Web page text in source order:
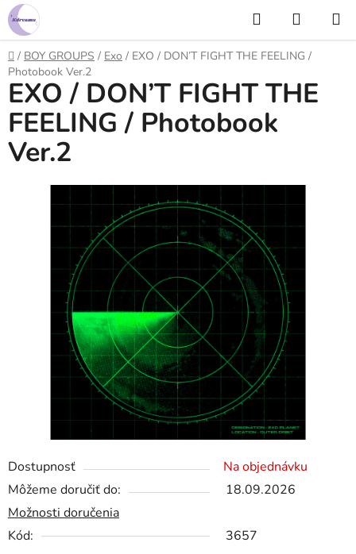
Prejsť
na
obsah
Hľadať
KOŠÍK
Domov
/ BOY GROUPS / Exo / EXO / DON’T FIGHT THE FEELING /
Photobook Ver.2
Dostupnosť
Na objednávku
Môžeme doručiť do:
18.09.2026
Možnosti doručenia
Kód:
3657
EXO / DON’T FIGHT THE
FEELING / Photobook
Ver.2